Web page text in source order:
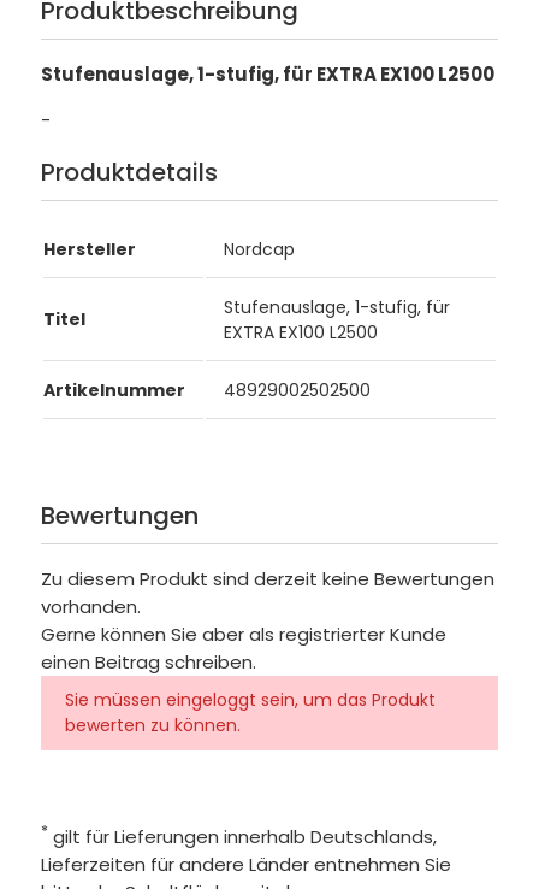
Produktbeschreibung
Stufenauslage, 1-stufig, für EXTRA EX100 L2500
-
Produktdetails
Hersteller Nordcap
Titel
Stufenauslage, 1-stufig, für
EXTRA EX100 L2500
Artikelnummer 48929002502500
Bewertungen
Zu diesem Produkt sind derzeit keine Bewertungen
vorhanden.
Gerne können Sie aber als registrierter Kunde
einen Beitrag schreiben.
Sie müssen eingeloggt sein, um das Produkt
bewerten zu können.
* gilt für Lieferungen innerhalb Deutschlands,
Lieferzeiten für andere Länder entnehmen Sie